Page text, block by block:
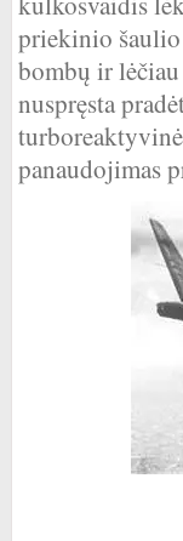
priekinio
bombų ir
nuspręsta
panaudojimas